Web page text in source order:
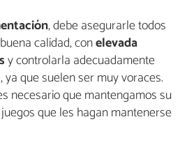
, debe asegurarle todos
calidad, conelevada
y controlarla adecuadamente
que suelen ser muy voraces.
necesario que mantengamos su
que les hagan mantenerse